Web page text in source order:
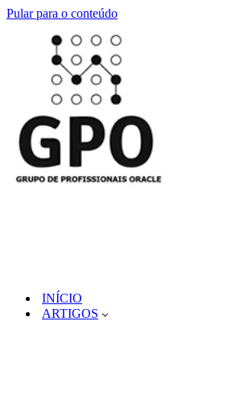
Pular para o conteúdo
INÍCIO
ARTIGOS